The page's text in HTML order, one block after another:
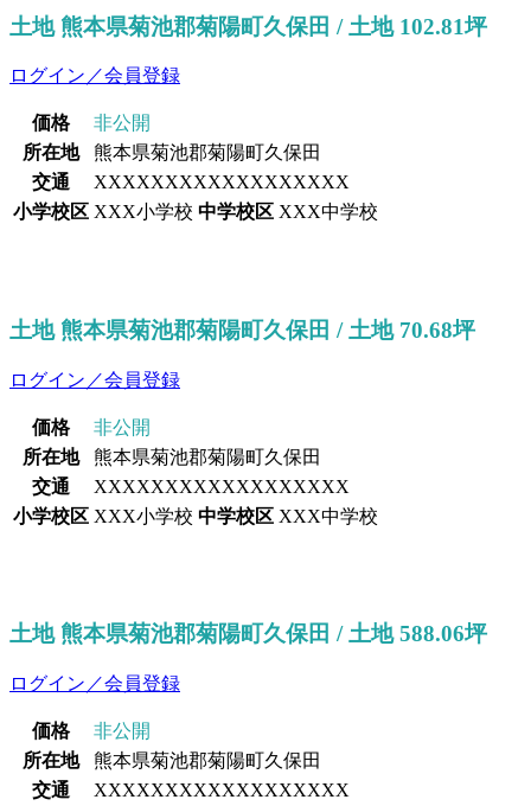
土地 熊本県菊池郡菊陽町久保田 / 土地 102.81坪
ログイン／会員登録
価格
非公開
所在地
熊本県菊池郡菊陽町久保田
交通
XXXXXXXXXXXXXXXXXX
小学校区 XXX小学校 中学校区 XXX中学校
土地 熊本県菊池郡菊陽町久保田 / 土地 70.68坪
ログイン／会員登録
価格
非公開
所在地
熊本県菊池郡菊陽町久保田
交通
XXXXXXXXXXXXXXXXXX
小学校区 XXX小学校 中学校区 XXX中学校
土地 熊本県菊池郡菊陽町久保田 / 土地 588.06坪
ログイン／会員登録
価格
非公開
所在地
熊本県菊池郡菊陽町久保田
交通
XXXXXXXXXXXXXXXXXX